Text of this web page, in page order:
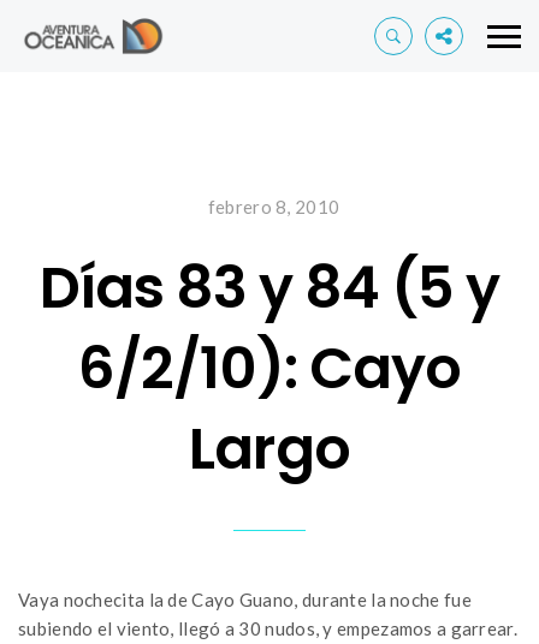
febrero 8, 2010
Días 83 y 84 (5 y
6/2/10): Cayo
Largo
Vaya nochecita la de Cayo Guano, durante la noche fue
subiendo el viento, llegó a 30 nudos, y empezamos a garrear.